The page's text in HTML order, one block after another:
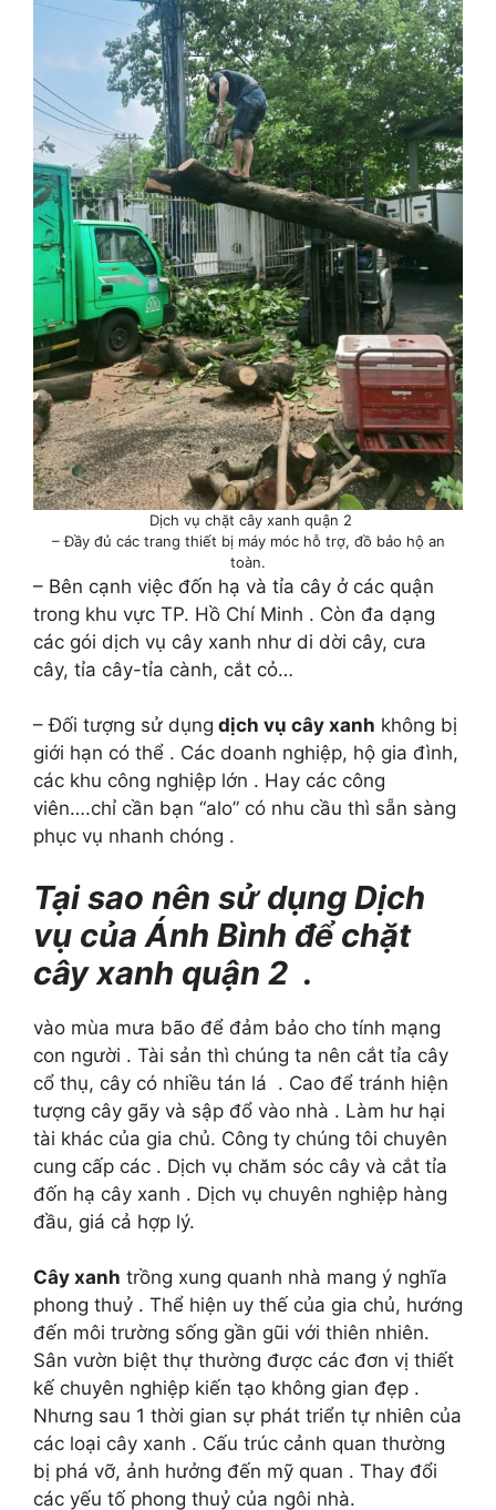
Dịch vụ chặt cây xanh quận 2
– Đầy đủ các trang thiết bị máy móc hỗ trợ, đồ bảo hộ an
toàn.
– Bên cạnh việc đốn hạ và tỉa cây ở các quận
trong khu vực TP. Hồ Chí Minh . Còn đa dạng
các gói dịch vụ cây xanh như di dời cây, cưa
cây, tỉa cây-tỉa cành, cắt cỏ…
– Đối tượng sử dụng dịch vụ cây xanh không bị
giới hạn có thể . Các doanh nghiệp, hộ gia đình,
các khu công nghiệp lớn . Hay các công
viên….chỉ cần bạn “alo” có nhu cầu thì sẵn sàng
phục vụ nhanh chóng .
Tại sao nên sử dụng Dịch
vụ của Ánh Bình để chặt
cây xanh quận 2 .
vào mùa mưa bão để đảm bảo cho tính mạng
con người . Tài sản thì chúng ta nên cắt tỉa cây
cổ thụ, cây có nhiều tán lá . Cao để tránh hiện
tượng cây gãy và sập đổ vào nhà . Làm hư hại
tài khác của gia chủ. Công ty chúng tôi chuyên
cung cấp các . Dịch vụ chăm sóc cây và cắt tỉa
đốn hạ cây xanh . Dịch vụ chuyên nghiệp hàng
đầu, giá cả hợp lý.
Cây xanh trồng xung quanh nhà mang ý nghĩa
phong thuỷ . Thể hiện uy thế của gia chủ, hướng
đến môi trường sống gần gũi với thiên nhiên.
Sân vườn biệt thự thường được các đơn vị thiết
kế chuyên nghiệp kiến tạo không gian đẹp .
Nhưng sau 1 thời gian sự phát triển tự nhiên của
các loại cây xanh . Cấu trúc cảnh quan thường
bị phá vỡ, ảnh hưởng đến mỹ quan . Thay đổi
các yếu tố phong thuỷ của ngôi nhà.